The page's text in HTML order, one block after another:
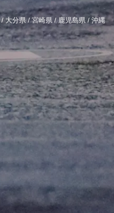
/ 大分県/宮崎県 / 鹿児島県 / 沖縄